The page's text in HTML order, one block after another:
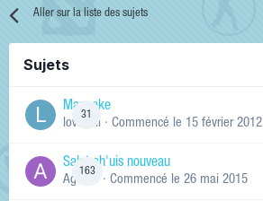
Aller sur la liste des sujets
Sujets
31
Manneke
lowskill · Commencé le 15 février 2012
163
Salut ch'uis nouveau
Ag0Nie · Commencé le 26 mai 2015